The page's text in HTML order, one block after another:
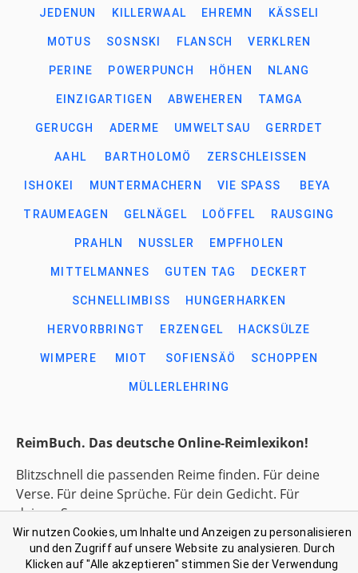
JEDENUN KILLERWAAL EHREMN KÄSSELI
MOTUS SOSNSKI FLANSCH VERKLREN
PERINE POWERPUNCH HÖHEN NLANG
EINZIGARTIGEN ABWEHEREN TAMGA
GERUCGH ADERME UMWELTSAU GERRDET
AAHL BARTHOLOMÖ ZERSCHLEISSEN
ISHOKEI MUNTERMACHERN VIE SPASS BEYA
TRAUMEAGEN GELNÄGEL LOÖFFEL RAUSGING
PRAHLN NUSSLER EMPFHOLEN
MITTELMANNES GUTEN TAG DECKERT
SCHNELLIMBISS HUNGERHARKEN
HERVORBRINGT ERZENGEL HACKSÜLZE
WIMPERE MIOT SOFIENSÄÖ SCHOPPEN
MÜLLERLEHRING
ReimBuch. Das deutsche Online-Reimlexikon!
Blitzschnell die passenden Reime finden. Für deine
Verse. Für deine Sprüche. Für dein Gedicht. Für
deinen Song.
Link-Liste gesammelter Begriffe
Wir nutzen Cookies, um Inhalte und Anzeigen zu personalisieren
und den Zugriff auf unsere Website zu analysieren. Durch
Klicken auf "Alle akzeptieren" stimmen Sie der Verwendung